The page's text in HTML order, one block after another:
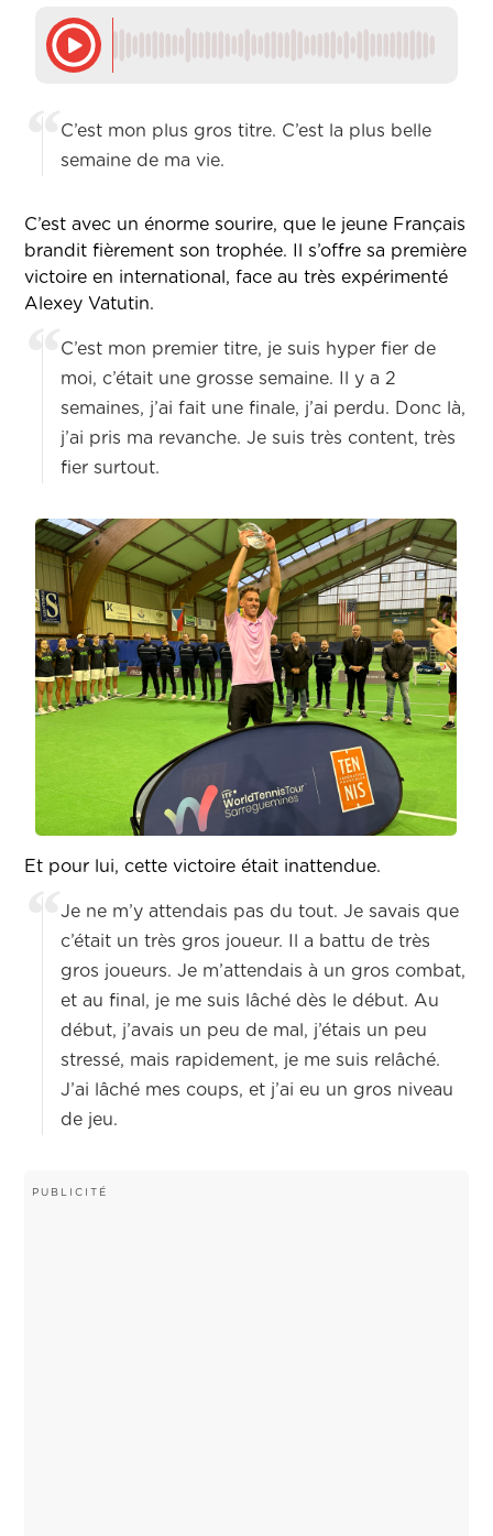
C’est mon plus gros titre. C’est la plus belle
semaine de ma vie.
C’est avec un énorme sourire, que le jeune Français
brandit fièrement son trophée. Il s’offre sa première
victoire en international, face au très expérimenté
Alexey Vatutin.
C’est mon premier titre, je suis hyper fier de
moi, c’était une grosse semaine. Il y a 2
semaines, j’ai fait une finale, j’ai perdu. Donc là,
j’ai pris ma revanche. Je suis très content, très
fier surtout.
Et pour lui, cette victoire était inattendue.
Je ne m’y attendais pas du tout. Je savais que
c’était un très gros joueur. Il a battu de très
gros joueurs. Je m’attendais à un gros combat,
et au final, je me suis lâché dès le début. Au
début, j’avais un peu de mal, j’étais un peu
stressé, mais rapidement, je me suis relâché.
J’ai lâché mes coups, et j’ai eu un gros niveau
de jeu.